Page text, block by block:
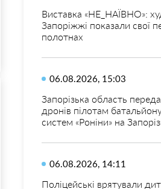
Виставка «НЕ_НАЇВНО»:
Запоріжжі показали свої
полотнах
06.08.2026, 15:03
Запорізька область
дронів пілотам
систем «Роніни» на
06.08.2026, 14:11
Поліцейські врятували